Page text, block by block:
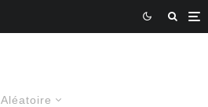
Aléatoire